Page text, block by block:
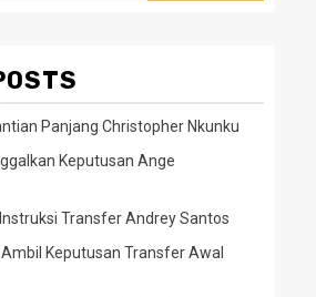
Panjang Christopher Nkunku
Keputusan Ange
Transfer Andrey Santos
Keputusan Transfer Awal